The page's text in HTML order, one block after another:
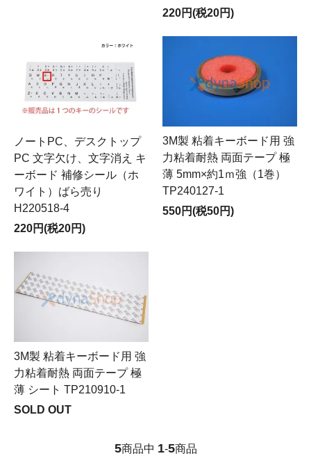
220円(税20円)
ノートPC、デスクトップ
PC 文字欠け、文字消え キ
ーボード 補修シール（ホ
ワイト）ばら売り
H220518-4
220円(税20円)
3M製 粘着キーボード用 強
力粘着耐熱 両面テープ 極
薄 5mm×約1ｍ強（1巻）
TP240127-1
550円(税50円)
3M製 粘着キーボード用 強
力粘着耐熱 両面テープ 極
薄 シート TP210910-1
SOLD OUT
5商品中 1-5商品